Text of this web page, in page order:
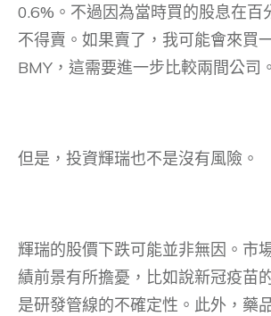
0.6%。不過因為當時買的股息在百
不得賣。如果賣了，我可能會來買
BMY，這需要進一步比較兩間公司。
但是，投資輝瑞也不是沒有風險。
輝瑞的股價下跌可能並非無因。市
績前景有所擔憂，比如說新冠疫苗
是研發管線的不確定性。此外，藥